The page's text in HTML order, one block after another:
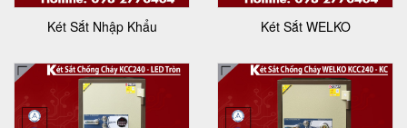
Két Sắt Nhập Khẩu Két Sắt WELKO